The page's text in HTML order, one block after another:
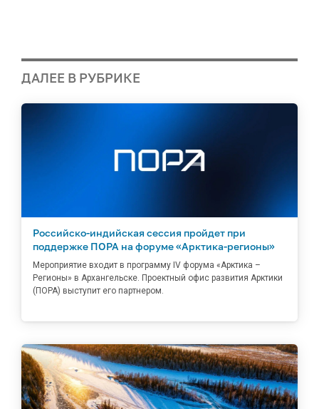
ДАЛЕЕ В РУБРИКЕ
Российско-индийская сессия пройдет при
поддержке ПОРА на форуме «Арктика-регионы»
Мероприятие входит в программу IV форума «Арктика –
Регионы» в Архангельске. Проектный офис развития Арктики
(ПОРА) выступит его партнером.